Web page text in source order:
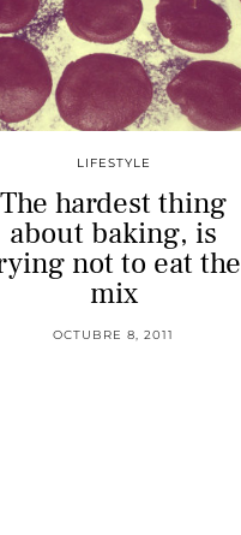
LIFESTYLE
The hardest thing
about baking, is
not to eat the
mix
OCTUBRE 8, 2011